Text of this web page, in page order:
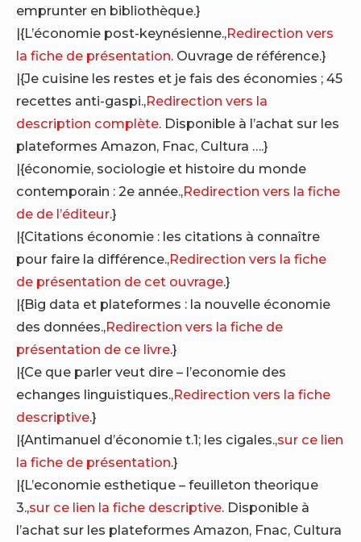
emprunter en bibliothèque.}
|{L’économie post-keynésienne.,Redirection vers
la fiche de présentation. Ouvrage de référence.}
|{Je cuisine les restes et je fais des économies ; 45
recettes anti-gaspi.,Redirection vers la
description complète. Disponible à l’achat sur les
plateformes Amazon, Fnac, Cultura ….}
|{économie, sociologie et histoire du monde
contemporain : 2e année.,Redirection vers la fiche
de de l’éditeur.}
|{Citations économie : les citations à connaître
pour faire la différence.,Redirection vers la fiche
de présentation de cet ouvrage.}
|{Big data et plateformes : la nouvelle économie
des données.,Redirection vers la fiche de
présentation de ce livre.}
|{Ce que parler veut dire – l’economie des
echanges linguistiques.,Redirection vers la fiche
descriptive.}
|{Antimanuel d’économie t.1; les cigales.,sur ce lien
la fiche de présentation.}
|{L’economie esthetique – feuilleton theorique
3.,sur ce lien la fiche descriptive. Disponible à
l’achat sur les plateformes Amazon, Fnac, Cultura